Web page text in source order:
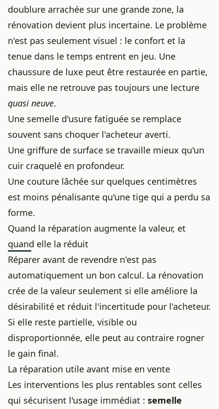
doublure arrachée sur une grande zone, la
rénovation devient plus incertaine. Le problème
n'est pas seulement visuel : le confort et la
tenue dans le temps entrent en jeu. Une
chaussure de luxe peut être restaurée en partie,
mais elle ne retrouve pas toujours une lecture
quasi neuve.
Une semelle d'usure fatiguée se remplace
souvent sans choquer l'acheteur averti.
Une griffure de surface se travaille mieux qu'un
cuir craquelé en profondeur.
Une couture lâchée sur quelques centimètres
est moins pénalisante qu'une tige qui a perdu sa
forme.
Quand la réparation augmente la valeur, et
quand elle la réduit
Réparer avant de revendre n'est pas
automatiquement un bon calcul. La rénovation
crée de la valeur seulement si elle améliore la
désirabilité et réduit l'incertitude pour l'acheteur.
Si elle reste partielle, visible ou
disproportionnée, elle peut au contraire rogner
le gain final.
La réparation utile avant mise en vente
Les interventions les plus rentables sont celles
qui sécurisent l'usage immédiat : semelle